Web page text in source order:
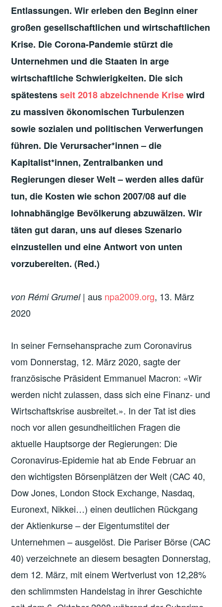
Entlassungen. Wir erleben den Beginn einer
großen gesellschaftlichen und wirtschaftlichen
Krise. Die Corona-Pandemie stürzt die
Unternehmen und die Staaten in arge
wirtschaftliche Schwierigkeiten. Die sich
spätestensseit 2018 abzeichnende Krisewird
zu massiven ökonomischen Turbulenzen
sowie sozialen und politischen Verwerfungen
führen. Die Verursacher*innen – die
Kapitalist*innen, Zentralbanken und
Regierungen dieser Welt – werden alles dafür
tun, die Kosten wie schon 2007/08 auf die
lohnabhängige Bevölkerung abzuwälzen. Wir
täten gut daran, uns auf dieses Szenario
einzustellen und eine Antwort von unten
vorzubereiten. (Red.)
von Rémi Grumel | aus npa2009.org, 13. März
2020
In seiner Fernsehansprache zum Coronavirus
vom Donnerstag, 12. März 2020, sagte der
französische Präsident Emmanuel Macron: «Wir
werden nicht zulassen, dass sich eine Finanz- und
Wirtschaftskrise ausbreitet.». In der Tat ist dies
noch vor allen gesundheitlichen Fragen die
aktuelle Hauptsorge der Regierungen: Die
Coronavirus-Epidemie hat ab Ende Februar an
den wichtigsten Börsenplätzen der Welt (CAC 40,
Dow Jones, London Stock Exchange, Nasdaq,
Euronext, Nikkei…) einen deutlichen Rückgang
der Aktienkurse – der Eigentumstitel der
Unternehmen – ausgelöst. Die Pariser Börse (CAC
40) verzeichnete an diesem besagten Donnerstag,
dem 12. März, mit einem Wertverlust von 12,28%
den schlimmsten Handelstag in ihrer Geschichte